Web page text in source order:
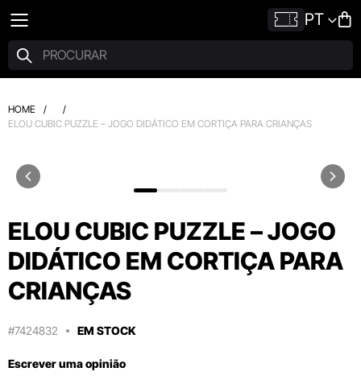
PT
HOME /
/
ELOU CUBIC PUZZLE – JOGO DIDÁTICO EM CORTIÇA PARA CRIANÇAS
ELOU CUBIC PUZZLE – JOGO
DIDÁTICO EM CORTIÇA PARA
CRIANÇAS
#7424832 EM STOCK
Escrever uma opinião